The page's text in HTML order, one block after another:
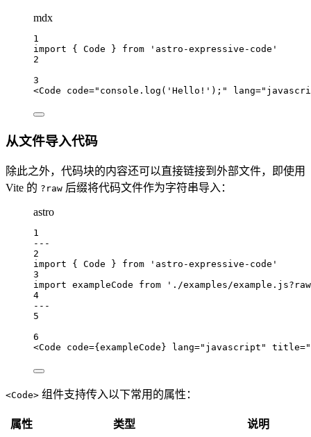
mdx
1
import { Code } from
'astro-expressive-code'
2
3
<Code code="console.log('Hello!');" lang=
从文件导入代码
除此之外，代码块的内容还可以直接链接到外部文件，即使用
Vite 的 ?raw 后缀将代码文件作为字符串导入：
astro
1
---
2
import { Code } from
'astro-expressive-code'
3
import exampleCode from
'./examples/
4
---
5
6
<Code code={ exampleCode } lang="javascript" title=
<Code> 组件支持传入以下常用的属性：
属性 类型 说明